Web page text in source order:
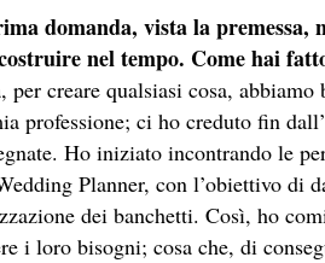
domanda, vista la premessa,
nel tempo. Come hai
per creare qualsiasi cosa,
professione; ci ho creduto fin
Ho iniziato incontrando le
Planner, con l’obiettivo di
dei banchetti. Così, ho
i loro bisogni; cosa che, di